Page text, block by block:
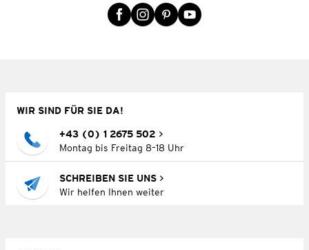
WIR SIND FÜR SIE DA!
+43 (0) 1 2675 502
Montag bis Freitag 8–18 Uhr
SCHREIBEN SIE UNS
Wir helfen Ihnen weiter